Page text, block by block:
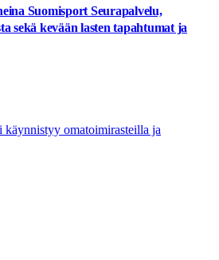
Suomisport Seurapalvelu,
sekä kevään lasten tapahtumat ja